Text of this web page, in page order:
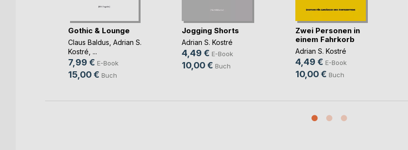
Gothic & Lounge
Claus Baldus Adrian S.
Kostré , ...
7,99 € E-Book
15,00 € Buch
Jogging Shorts
Adrian S. Kostré
4,49 € E-Book
10,00 € Buch
Zwei Personen in
einem Fahrkorb
Adrian S. Kostré
4,49 € E-Book
10,00 € Buch